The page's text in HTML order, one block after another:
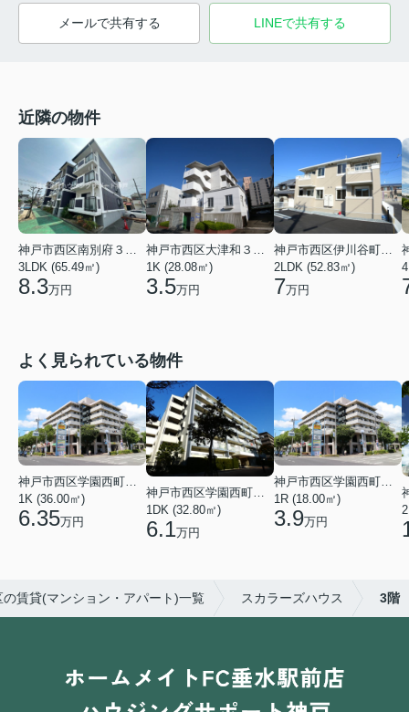
メールで共有する LINEで共有する
近隣の物件
3LDK (65.49㎡)
8.3万円
神戸市西区大津和３丁目
1K (28.08㎡)
3.5万円
神戸市西区伊川谷町潤和
2LDK (52.83㎡)
7万円
よく見られている物件
神戸市西区学園西町４丁目
1K (36.00㎡)
6.35万円
神戸市西区学園西町７丁目
1DK (32.80㎡)
6.1万円
神戸市西区学園西町４丁目
1R (18.00㎡)
3.9万円
の賃貸(マンション・アパート)一覧 スカラーズハウス 3階